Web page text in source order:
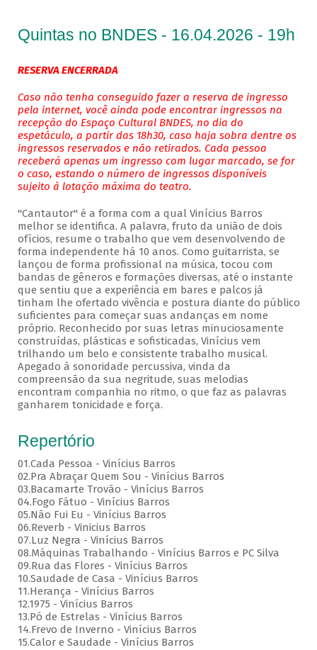
Quintas no BNDES - 16.04.2026 - 19h
RESERVA ENCERRADA
Caso não tenha conseguido fazer a reserva de ingresso
pela internet, você ainda pode encontrar ingressos na
recepção do Espaço Cultural BNDES, no dia do
espetáculo, a partir das 18h30, caso haja sobra dentre os
ingressos reservados e não retirados. Cada pessoa
receberá apenas um ingresso com lugar marcado, se for
o caso, estando o número de ingressos disponíveis
sujeito à lotação máxima do teatro.
"Cantautor" é a forma com a qual Vinícius Barros
melhor se identifica. A palavra, fruto da união de dois
ofícios, resume o trabalho que vem desenvolvendo de
forma independente há 10 anos. Como guitarrista, se
lançou de forma profissional na música, tocou com
bandas de gêneros e formações diversas, até o instante
que sentiu que a experiência em bares e palcos já
tinham lhe ofertado vivência e postura diante do público
suficientes para começar suas andanças em nome
próprio. Reconhecido por suas letras minuciosamente
construídas, plásticas e sofisticadas, Vinícius vem
trilhando um belo e consistente trabalho musical.
Apegado à sonoridade percussiva, vinda da
compreensão da sua negritude, suas melodias
encontram companhia no ritmo, o que faz as palavras
ganharem tonicidade e força.
Repertório
01.Cada Pessoa - Vinícius Barros
02.Pra Abraçar Quem Sou - Vinícius Barros
03.Bacamarte Trovão - Vinícius Barros
04.Fogo Fátuo - Vinícius Barros
05.Não Fui Eu - Vinícius Barros
06.Reverb - Vinicius Barros
07.Luz Negra - Vinícius Barros
08.Máquinas Trabalhando - Vinícius Barros e PC Silva
09.Rua das Flores - Vinícius Barros
10.Saudade de Casa - Vinícius Barros
11.Herança - Vinícius Barros
12.1975 - Vinícius Barros
13.Pó de Estrelas - Vinícius Barros
14.Frevo de Inverno - Vinícius Barros
15.Calor e Saudade - Vinícius Barros